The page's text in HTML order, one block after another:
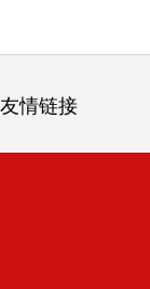
友情链接